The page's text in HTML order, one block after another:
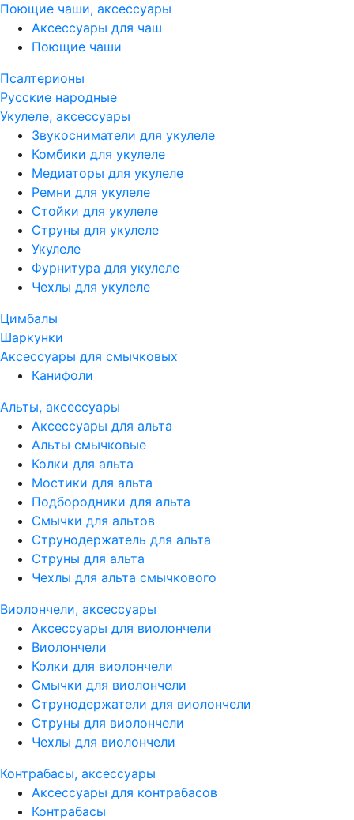
Поющие чаши, аксессуары
Аксессуары для чаш
Поющие чаши
Псалтерионы
Русские народные
Укулеле, аксессуары
Звукосниматели для укулеле
Комбики для укулеле
Медиаторы для укулеле
Ремни для укулеле
Стойки для укулеле
Струны для укулеле
Укулеле
Фурнитура для укулеле
Чехлы для укулеле
Цимбалы
Шаркунки
Аксессуары для смычковых
Канифоли
Альты, аксессуары
Аксессуары для альта
Альты смычковые
Колки для альта
Мостики для альта
Подбородники для альта
Смычки для альтов
Струнодержатель для альта
Струны для альта
Чехлы для альта смычкового
Виолончели, аксессуары
Аксессуары для виолончели
Виолончели
Колки для виолончели
Смычки для виолончели
Струнодержатели для виолончели
Струны для виолончели
Чехлы для виолончели
Контрабасы, аксессуары
Аксессуары для контрабасов
Контрабасы